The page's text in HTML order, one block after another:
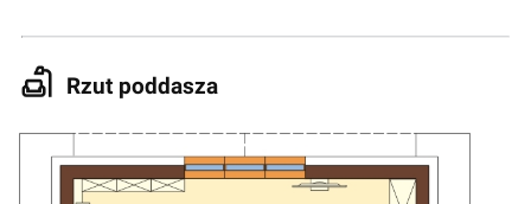
Rzut poddasza